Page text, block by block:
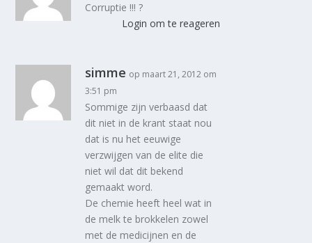
Corruptie !!! ?
Login om te reageren
simme op maart 21, 2012 om
3:51 pm
Sommige zijn verbaasd dat
dit niet in de krant staat nou
dat is nu het eeuwige
verzwijgen van de elite die
niet wil dat dit bekend
gemaakt word.
De chemie heeft heel wat in
de melk te brokkelen zowel
met de medicijnen en de